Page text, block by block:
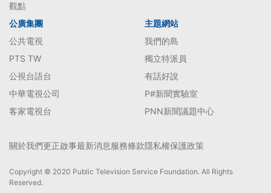
觀點
公廣集團
公共電視
PTS TW
公視台語台
中華電視公司
客家電視台
主題網站
我們的島
獨立特派員
有話好說
P#新聞實驗室
PNN新聞議題中心
關於我們更正啟事最新消息服務條款隱私權保護政策
Copyright © 2020 Public Television Service Foundation. All Rights
Reserved.